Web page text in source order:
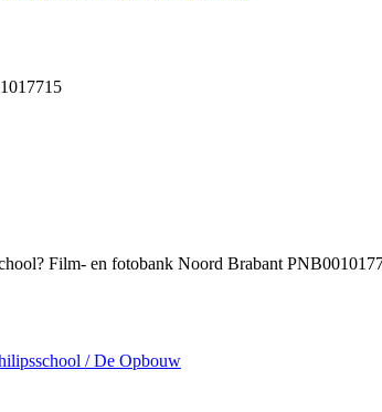
Film- en fotobank Noord Brabant
/ De Opbouw